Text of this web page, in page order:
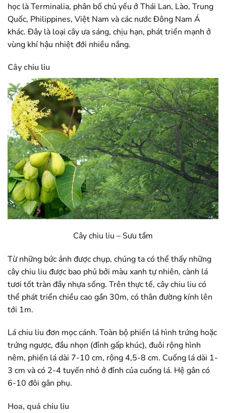
học là Terminalia, phân bố chủ yếu ở Thái Lan, Lào, Trung
Quốc, Philippines, Việt Nam và các nước Đông Nam Á
khác. Đây là loại cây ưa sáng, chịu hạn, phát triển mạnh ở
vùng khí hậu nhiệt đới nhiều nắng.
Cây chiu liu
Cây chiu liu – Sưu tầm
Từ những bức ảnh được chụp, chúng ta có thể thấy những
cây chiu liu được bao phủ bởi màu xanh tự nhiên, cành lá
tươi tốt tràn đầy nhựa sống. Trên thực tế, cây chiu liu có
thể phát triển chiều cao gần 30m, có thân đường kính lên
tới 1m.
Lá chiu liu đơn mọc cánh. Toàn bộ phiến lá hình trứng hoặc
trứng ngược, đầu nhọn (đỉnh gấp khúc), đuôi rộng hình
nêm, phiến lá dài 7-10 cm, rộng 4,5-8 cm. Cuống lá dài 1-
3 cm và có 2-4 tuyến nhỏ ở đỉnh của cuống lá. Hệ gân có
6-10 đôi gân phụ.
Hoa, quả chiu liu